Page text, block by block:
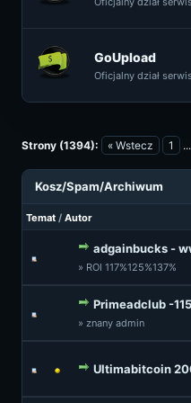
GoUpload
Oficjalny dział
Strony (1394): « Wstecz 1 ...
Kosz/Spam/Archiwum
Temat / Autor
adgainbucks -
» ROI 117%125%137%
Primeadclub -
» znany admin
Ultimabitcoin